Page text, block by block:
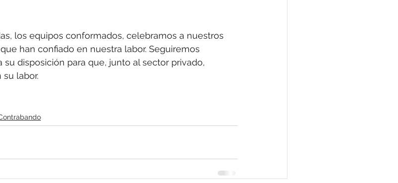
los equipos conformados, celebramos a nuestros
han confiado en nuestra labor. Seguiremos
disposición para que, junto al sector privado,
labor.